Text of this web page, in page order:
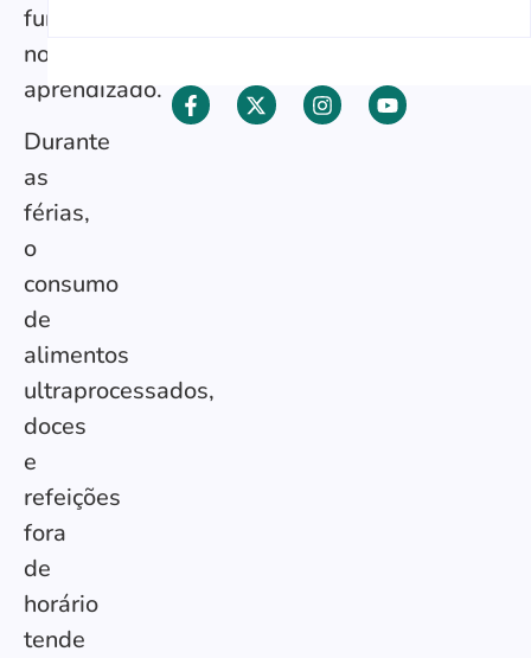
fundamental
no
aprendizado.
Durante
as
férias,
o
consumo
de
alimentos
ultraprocessados,
doces
e
refeições
fora
de
horário
tende